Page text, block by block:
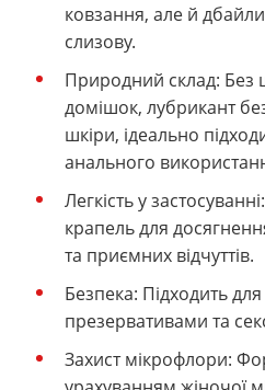
ковзання, але й
слизову.
Природний склад: Без
домішок, лубрикант
шкіри, ідеально
анального
Легкість у
крапель для
та приємних відчуттів.
Безпека: Підходить
презервативами та
Захист мікрофлори: